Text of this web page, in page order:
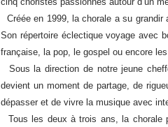
Créée en 1999, la chorale a su
Son répertoire éclectique voyage avec
française, la pop, le gospel ou encore
Sous la direction de notre jeune
devient un moment de partage, de
dépasser et de vivre la musique avec
Tous les deux à trois ans, la chorale